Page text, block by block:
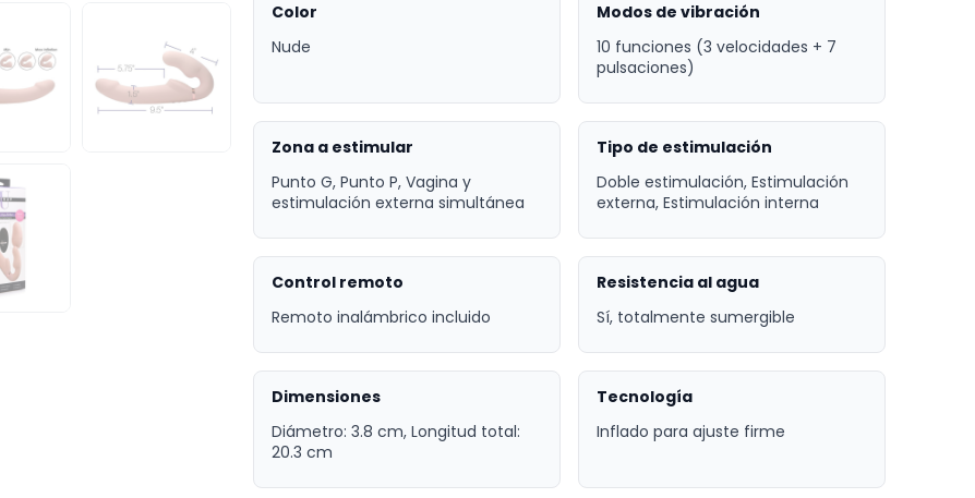
Color
Nude
Modos de vibración
10 funciones (3 velocidades + 7
pulsaciones)
Zona a estimular
Punto G, Punto P, Vagina y
estimulación externa simultánea
Tipo de estimulación
Doble estimulación, Estimulación
externa, Estimulación interna
Control remoto
Remoto inalámbrico incluido
Resistencia al agua
Sí, totalmente sumergible
Dimensiones
Diámetro: 3.8 cm, Longitud total:
20.3 cm
Tecnología
Inflado para ajuste firme